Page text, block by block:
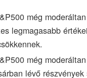
még
legmagasabb
még
lévő részvények